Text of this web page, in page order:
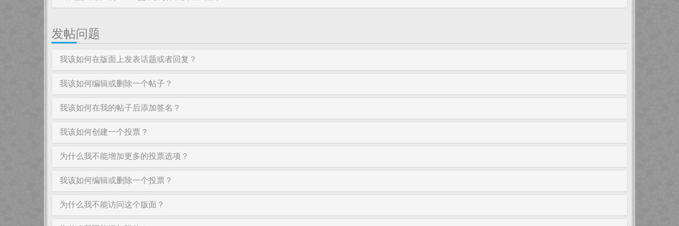
发帖问题
我该如何在版面上发表话题或者回复？
我该如何编辑或删除一个帖子？
我该如何在我的帖子后添加签名？
我该如何创建一个投票？
为什么我不能增加更多的投票选项？
我该如何编辑或删除一个投票？
为什么我不能访问这个版面？